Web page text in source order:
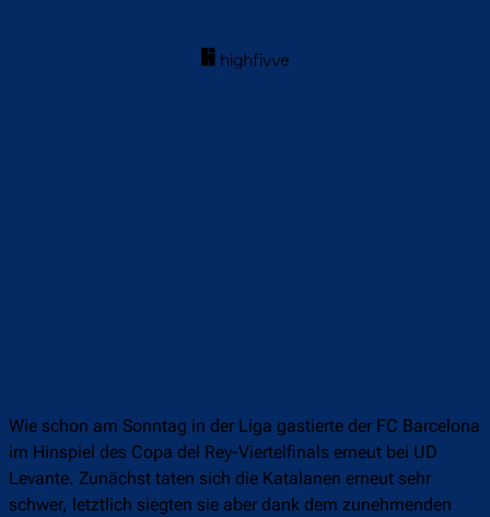
Wie schon am Sonntag in der Liga gastierte der FC Barcelona
im Hinspiel des Copa del Rey-Viertelfinals erneut bei UD
Levante. Zunächst taten sich die Katalanen erneut sehr
schwer, letztlich siegten sie aber dank dem zunehmenden